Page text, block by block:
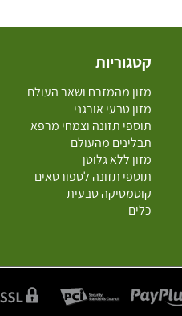
קטגוריות
מזון מהמזרח ושאר העולם
מזון טבעי אורגני
תוספי תזונה וצמחי מרפא
תבלינים מהעולם
מזון ללא גלוטן
תוספי תזונה לספורטאים
קוסמטיקה טבעית
כלים